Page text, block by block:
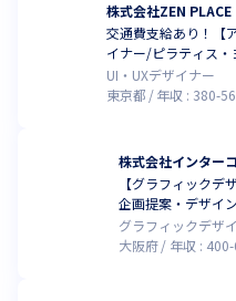
株式会社ZEN PLACE
交通費支給あり！【
イナー/ピラティス・
UI・UXデザイナー
東京都
年収 : 380-
株式会社インター
【グラフィックデ
企画提案・デザイ
グラフィックデザ
大阪府
年収 : 400-